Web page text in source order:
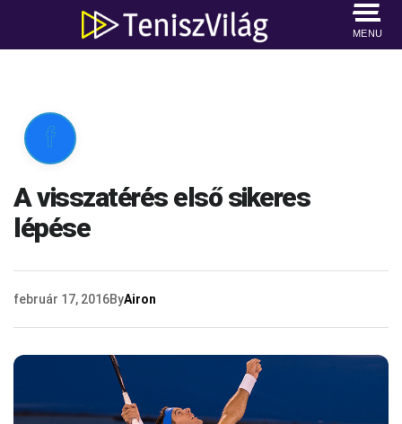
MENU

A visszatérés első sikeres
lépése
február 17, 2016ByAiron